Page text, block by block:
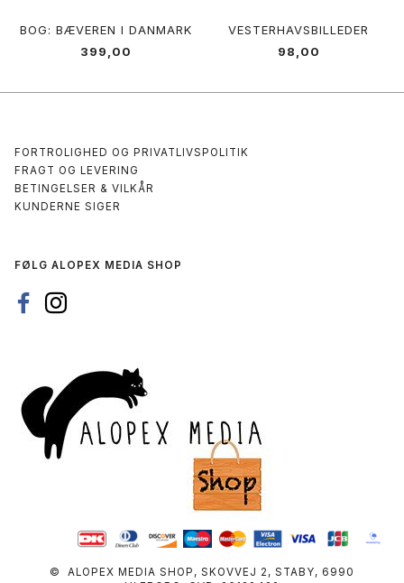
BOG: BÆVEREN I DANMARK
399,00
VESTERHAVSBILLEDER
98,00
FORTROLIGHED OG PRIVATLIVSPOLITIK
FRAGT OG LEVERING
BETINGELSER & VILKÅR
KUNDERNE SIGER
FØLG ALOPEX MEDIA SHOP
© ALOPEX MEDIA SHOP, SKOVVEJ 2, STABY, 6990